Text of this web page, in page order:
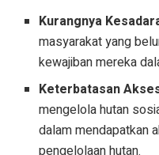
Kurangnya
masyarakat yang
kewajiban mereka
Keterbatasan
mengelola hutan
dalam mendapatkan
pengelolaan hutan.